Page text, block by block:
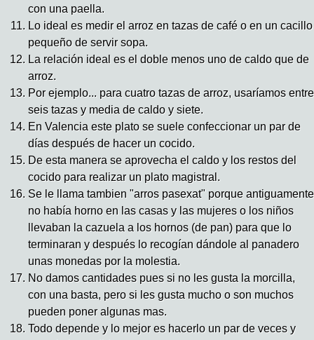
con una paella.
Lo ideal es medir el arroz en tazas de café o en un cacillo
pequeño de servir sopa.
La relación ideal es el doble menos uno de caldo que de
arroz.
Por ejemplo... para cuatro tazas de arroz, usaríamos entre
seis tazas y media de caldo y siete.
En Valencia este plato se suele confeccionar un par de
días después de hacer un cocido.
De esta manera se aprovecha el caldo y los restos del
cocido para realizar un plato magistral.
Se le llama tambien "arros pasexat" porque antiguamente
no había horno en las casas y las mujeres o los niños
llevaban la cazuela a los hornos (de pan) para que lo
terminaran y después lo recogían dándole al panadero
unas monedas por la molestia.
No damos cantidades pues si no les gusta la morcilla,
con una basta, pero si les gusta mucho o son muchos
pueden poner algunas mas.
Todo depende y lo mejor es hacerlo un par de veces y